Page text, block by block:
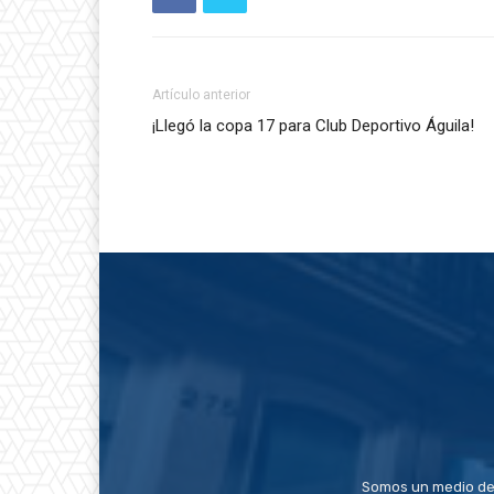
Artículo anterior
¡Llegó la copa 17 para Club Deportivo Águila!
Somos un medio